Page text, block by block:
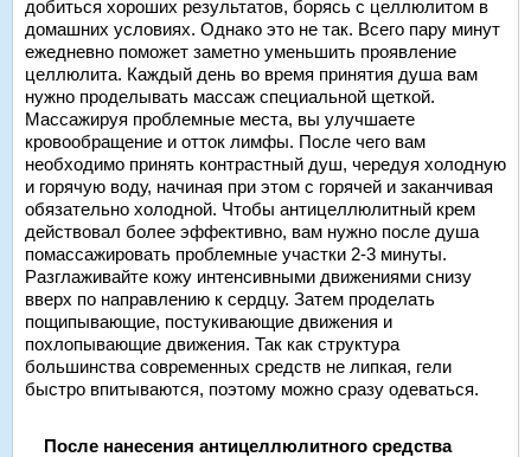
добиться хороших результатов, борясь с целлюлитом в
домашних условиях. Однако это не так. Всего пару минут
ежедневно поможет заметно уменьшить проявление
целлюлита. Каждый день во время принятия душа вам
нужно проделывать массаж специальной щеткой.
Массажируя проблемные места, вы улучшаете
кровообращение и отток лимфы. После чего вам
необходимо принять контрастный душ, чередуя холодную
и горячую воду, начиная при этом с горячей и заканчивая
обязательно холодной. Чтобы антицеллюлитный крем
действовал более эффективно, вам нужно после душа
помассажировать проблемные участки 2-3 минуты.
Разглаживайте кожу интенсивными движениями снизу
вверх по направлению к сердцу. Затем проделать
пощипывающие, постукивающие движения и
похлопывающие движения. Так как структура
большинства современных средств не липкая, гели
быстро впитываются, поэтому можно сразу одеваться.
После нанесения антицеллюлитного средства